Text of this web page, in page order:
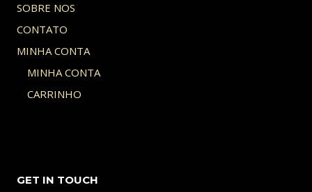
SOBRE NOS
CONTATO
MINHA CONTA
MINHA CONTA
CARRINHO
GET IN TOUCH